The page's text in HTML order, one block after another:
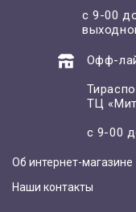
с 9-00
Офф-
ТЦ
с 9-00
Об интернет-магазине
Наши контакты